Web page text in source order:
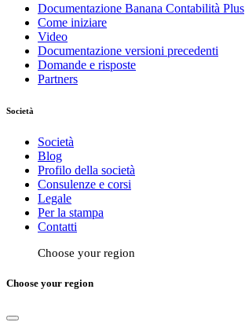
Documentazione Banana Contabilità Plus
Come iniziare
Video
Documentazione versioni precedenti
Domande e risposte
Partners
Società
Società
Blog
Profilo della società
Consulenze e corsi
Legale
Per la stampa
Contatti
Choose your region
Choose your region